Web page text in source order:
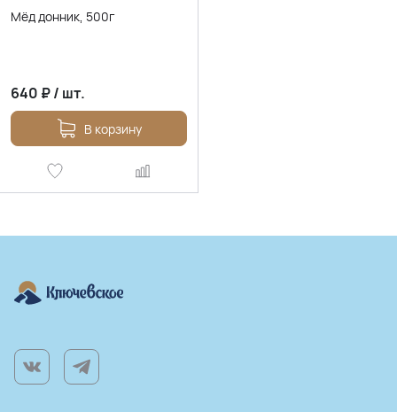
Мёд донник, 500г
640 ₽/ шт.
В корзину